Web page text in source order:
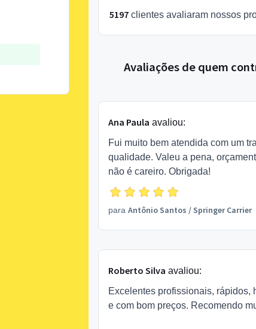
5197 clientes avaliaram nossos
Avaliações de quem
Ana Paula avaliou:
Fui muito bem atendida com um
qualidade. Valeu a pena,
não é careiro. Obrigada!
para Antônio Santos /Springer Carrier
Roberto Silva avaliou:
Excelentes profissionais, rápidos,
e com bom preços. Recomendo